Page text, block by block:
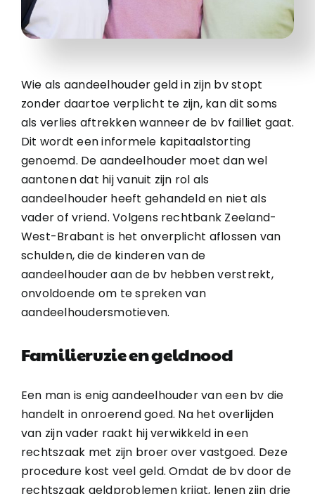
Wie als aandeelhouder geld in zijn bv stopt
zonder daartoe verplicht te zijn, kan dit soms
als verlies aftrekken wanneer de bv failliet gaat.
Dit wordt een informele kapitaalstorting
genoemd. De aandeelhouder moet dan wel
aantonen dat hij vanuit zijn rol als
aandeelhouder heeft gehandeld en niet als
vader of vriend. Volgens rechtbank Zeeland-
West-Brabant is het onverplicht aflossen van
schulden, die de kinderen van de
aandeelhouder aan de bv hebben verstrekt,
onvoldoende om te spreken van
aandeelhoudersmotieven.
Familieruzie en geldnood
Een man is enig aandeelhouder van een bv die
handelt in onroerend goed. Na het overlijden
van zijn vader raakt hij verwikkeld in een
rechtszaak met zijn broer over vastgoed. Deze
procedure kost veel geld. Omdat de bv door de
rechtszaak geldproblemen krijgt, lenen zijn drie